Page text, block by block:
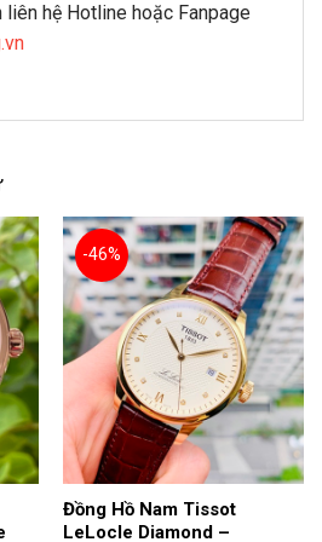
hệ Hotline hoặc Fanpage
-46%
Đồng Hồ Nam Tissot
LeLocle Diamond –